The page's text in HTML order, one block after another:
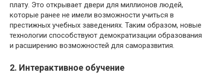
плату. Это открывает двери для миллионов людей,
которые ранее не имели возможности учиться в
престижных учебных заведениях. Таким образом, новые
технологии способствуют демократизации образования
и расширению возможностей для саморазвития.
2. Интерактивное обучение